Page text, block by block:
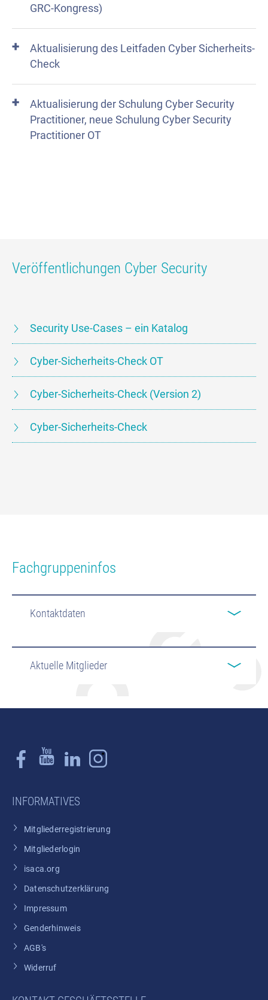
GRC-Kongress)
Aktualisierung des Leitfaden Cyber Sicherheits-
Check
Aktualisierung der Schulung Cyber Security
Practitioner, neue Schulung Cyber Security
Practitioner OT
Veröffentlichungen Cyber Security
Security Use-Cases – ein Katalog
Cyber-Sicherheits-Check OT
Cyber-Sicherheits-Check (Version 2)
Cyber-Sicherheits-Check
Fachgruppeninfos
Kontaktdaten
Aktuelle Mitglieder
INFORMATIVES
Mitgliederregistrierung
Mitgliederlogin
isaca.org
Datenschutzerklärung
Impressum
Genderhinweis
AGB's
Widerruf